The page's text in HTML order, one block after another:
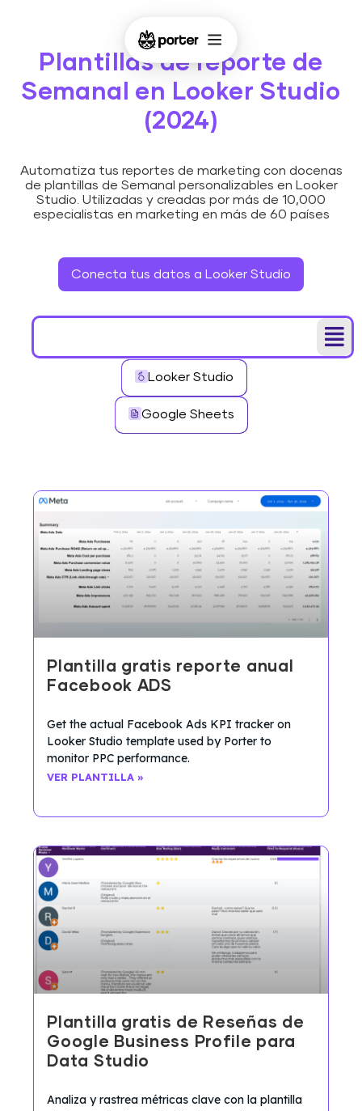
Plantillas de reporte de
Semanal en Looker Studio
(2024)
Automatiza tus reportes de marketing con docenas
de plantillas de Semanal personalizables en Looker
Studio. Utilizadas y creadas por más de 10,000
especialistas en marketing en más de 60 países
Conecta tus datos a Looker Studio
Looker Studio
Google Sheets
Plantilla gratis reporte anual
Facebook ADS
Get the actual Facebook Ads KPI tracker on
Looker Studio template used by Porter to
monitor PPC performance.
VER PLANTILLA »
Plantilla gratis de Reseñas de
Google Business Profile para
Data Studio
Analiza y rastrea métricas clave con la plantilla